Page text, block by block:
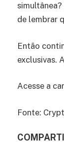
de lembrar
Então
exclusivas.
Acesse a
Fonte: